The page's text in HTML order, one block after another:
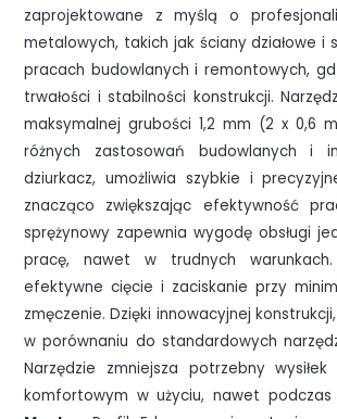
zaprojektowane z myślą o
metalowych, takich jak ściany działowe
pracach budowlanych i remontowych,
trwałości i stabilności konstrukcji.
maksymalnej grubości 1,2 mm (2 x 0,6
różnych zastosowań budowlanych i
dziurkacz, umożliwia szybkie i
znacząco zwiększając efektywność
sprężynowy zapewnia wygodę obsługi
pracę, nawet w trudnych
efektywne cięcie i zaciskanie przy
zmęczenie. Dzięki innowacyjnej
w porównaniu do standardowych
Narzędzie zmniejsza potrzebny
komfortowym w użyciu, nawet podczas